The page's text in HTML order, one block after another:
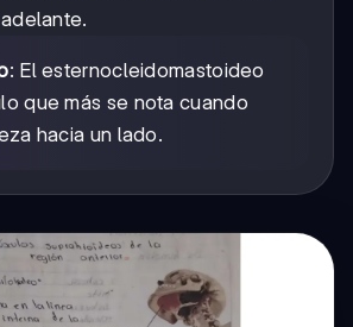
: El esternocleidomastoideo
que más se nota cuando
hacia un lado.